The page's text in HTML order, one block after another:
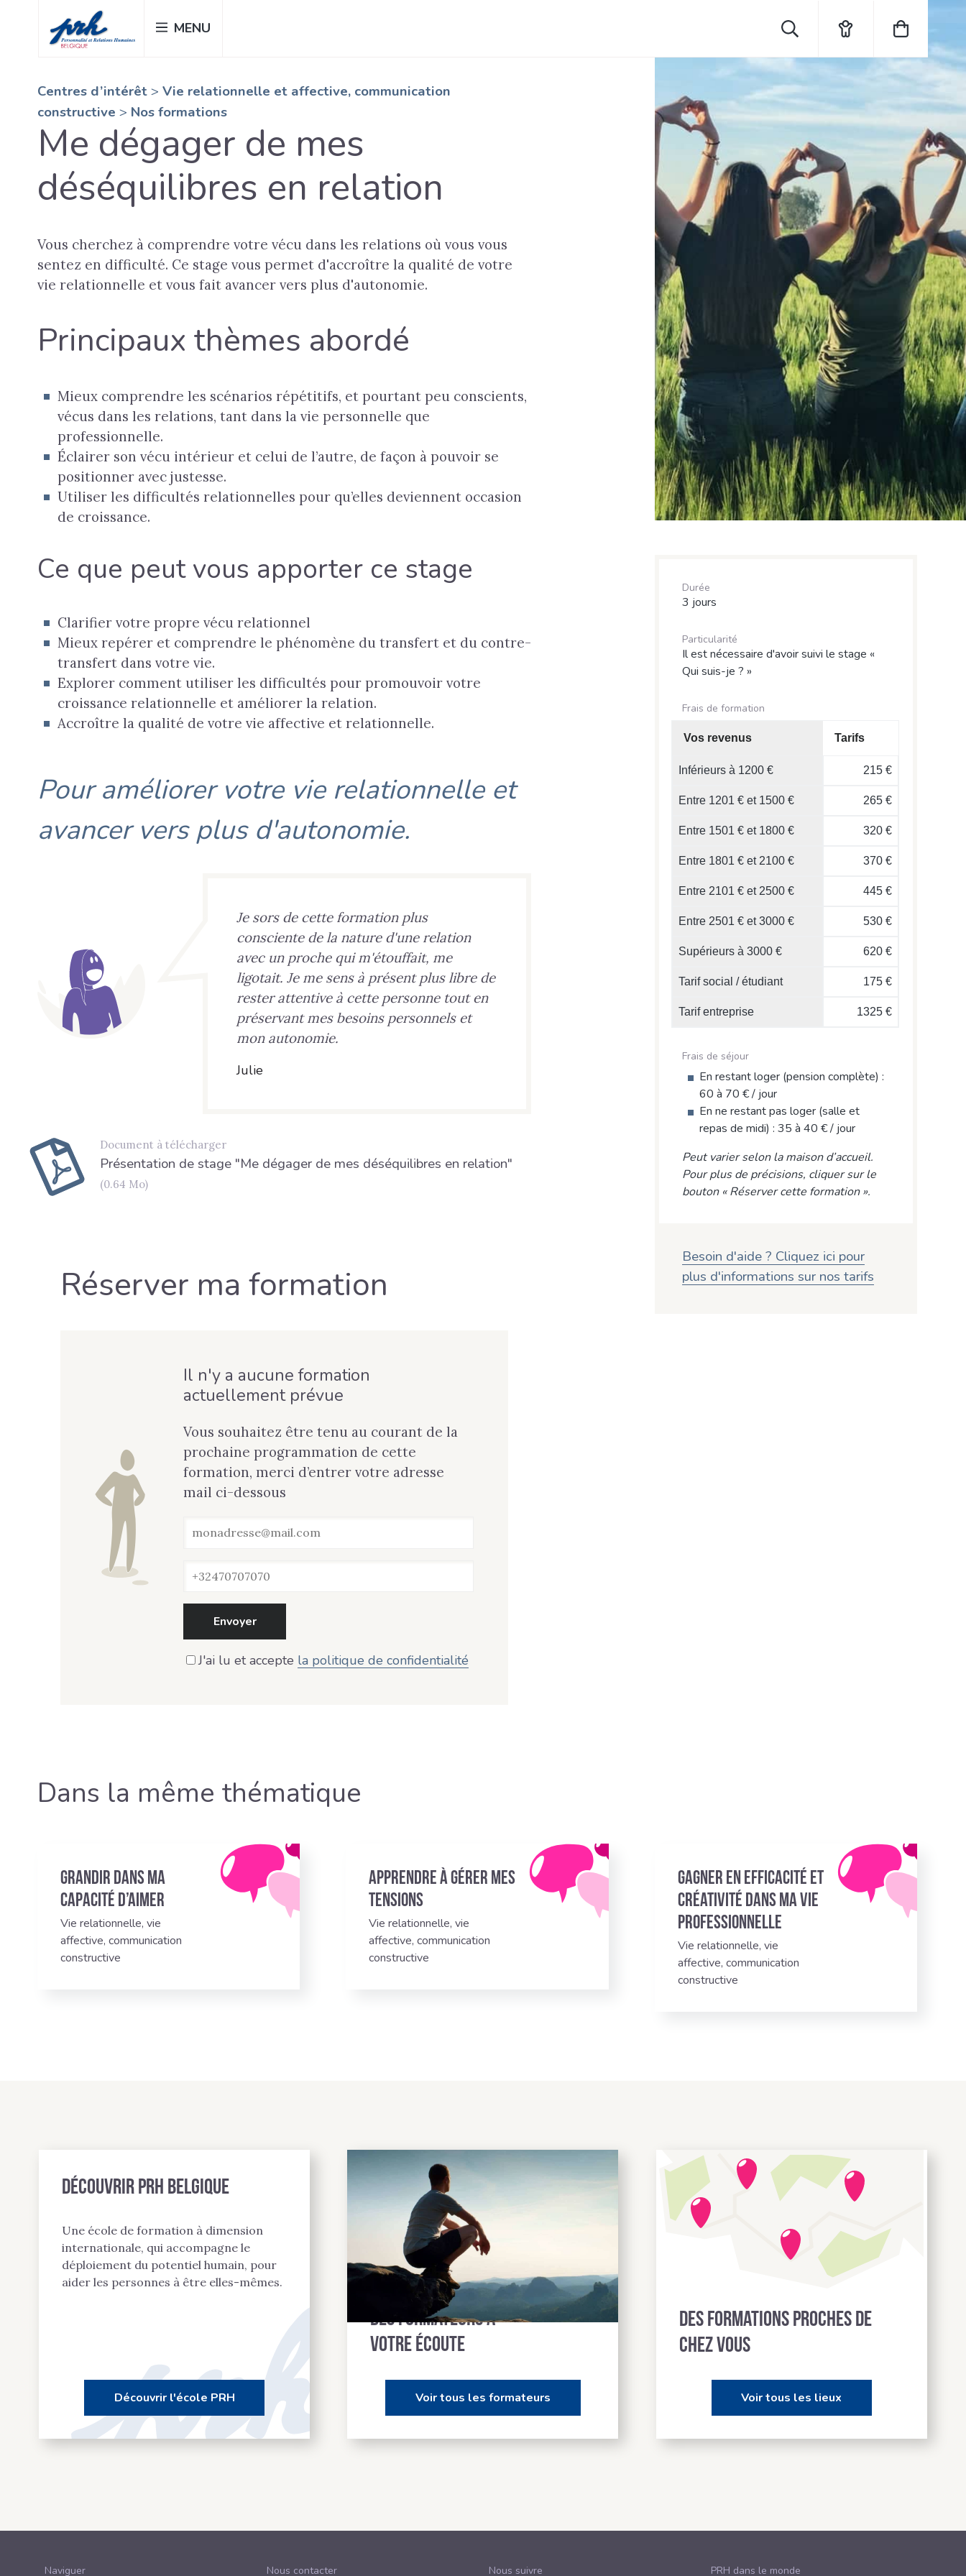
contenu
MENU
Rechercher
Mon
compte
Mon
panier
Centres d’intérêt>Vie relationnelle et affective, communication
constructive > Nos formations
Me dégager de mes
déséquilibres en relation
Vous cherchez à comprendre votre vécu dans les relations où vous vous
sentez en difficulté. Ce stage vous permet d'accroître la qualité de votre
vie relationnelle et vous fait avancer vers plus d'autonomie.
Principaux thèmes abordé
Mieux comprendre les scénarios répétitifs, et pourtant peu conscients,
vécus dans les relations, tant dans la vie personnelle que
professionnelle.
Éclairer son vécu intérieur et celui de l’autre, de façon à pouvoir se
positionner avec justesse.
Utiliser les difficultés relationnelles pour qu’elles deviennent occasion
de croissance.
Ce que peut vous apporter ce stage
Clarifier votre propre vécu relationnel
Mieux repérer et comprendre le phénomène du transfert et du contre-
transfert dans votre vie.
Explorer comment utiliser les difficultés pour promouvoir votre
croissance relationnelle et améliorer la relation.
Accroître la qualité de votre vie affective et relationnelle.
Durée
3 jours
Particularité
Il est nécessaire d'avoir suivi le stage «
Qui suis-je ? »
Frais de formation
Vos revenus Tarifs
Inférieurs à 1200 € 215 €
Entre 1201 € et 1500 € 265 €
Entre 1501 € et 1800 € 320 €
Entre 1801 € et 2100 € 370 €
Entre 2101 € et 2500 € 445 €
Entre 2501 € et 3000 € 530 €
Supérieurs à 3000 € 620 €
Tarif social / étudiant 175 €
Tarif entreprise 1325 €
Frais de séjour
En restant loger (pension complète) :
60 à 70 € / jour
En ne restant pas loger (salle et
repas de midi) : 35 à 40 € / jour
Peut varier selon la maison d’accueil.
Pour plus de précisions, cliquer sur le
bouton « Réserver cette formation ».
Besoin d'aide ? Cliquez ici pour
plus d'informations sur nos tarifs
Pour améliorer votre vie relationnelle et
avancer vers plus d'autonomie.
Je sors de cette formation plus
consciente de la nature d'une relation
avec un proche qui m'étouffait, me
ligotait. Je me sens à présent plus libre de
rester attentive à cette personne tout en
préservant mes besoins personnels et
mon autonomie.
Julie
Document à télécharger
Présentation de stage "Me dégager de mes déséquilibres en relation"
(0.64 Mo)
Réserver ma formation
Il n'y a aucune formation
actuellement prévue
Vous souhaitez être tenu au courant de la
prochaine programmation de cette
formation, merci d’entrer votre adresse
mail ci-dessous
J'ai lu et accepte la politique de confidentialité
Envoyer
Dans la même thématique
Grandir dans ma
capacité d’aimer
Vie relationnelle, vie
affective, communication
constructive
Apprendre à gérer mes
tensions
Vie relationnelle, vie
affective, communication
constructive
Gagner en efficacité et
créativité dans ma vie
professionnelle
Vie relationnelle, vie
affective, communication
constructive
Découvrir PRH BELGIQUE
Une école de formation à dimension
internationale, qui accompagne le
déploiement du potentiel humain, pour
aider les personnes à être elles-mêmes.
Découvrir l'école PRH
Des formateurs à
votre écoute
Voir tous les formateurs
Des formations proches de
chez vous
Voir tous les lieux
Naviguer Nous contacter Nous suivre PRH dans le monde